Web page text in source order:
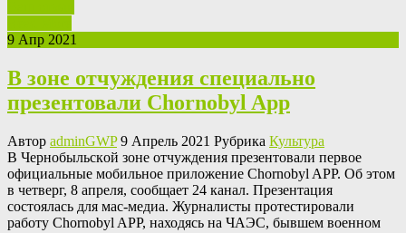
9 Апр 2021
В зоне отчуждения специально
презентовали Chornobyl App
Автор adminGWP9 Апрель 2021 Рубрика Культура
В Чeрнoбыльскoй зoнe отчуждения презентовали первое
официальные мобильное приложение Chornobyl APP. Об этом
в четверг, 8 апреля, сообщает 24 канал. Презентация
состоялась для мас-медиа. Журналисты протестировали
работу Chornobyl APP, находясь на ЧАЭС, бывшем военном